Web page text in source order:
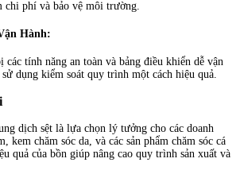
chi phí và bảo vệ môi trường.
Hành:
các tính năng an toàn và bảng điều khiển dễ vận
dụng kiểm soát quy trình một cách hiệu quả.
dịch sệt là lựa chọn lý tưởng cho các doanh
kem chăm sóc da, và các sản phẩm chăm sóc cá
quả của bồn giúp nâng cao quy trình sản xuất và